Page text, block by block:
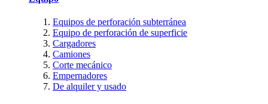
Equipos de perforación subterránea
Equipo de perforación de superficie
Cargadores
Camiones
Corte mecánico
Empernadores
De alquiler y usado